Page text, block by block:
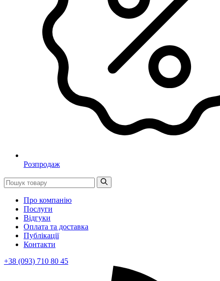
Розпродаж
Про компанію
Послуги
Відгуки
Оплата та доставка
Публікації
Контакти
+38 (093) 710 80 45